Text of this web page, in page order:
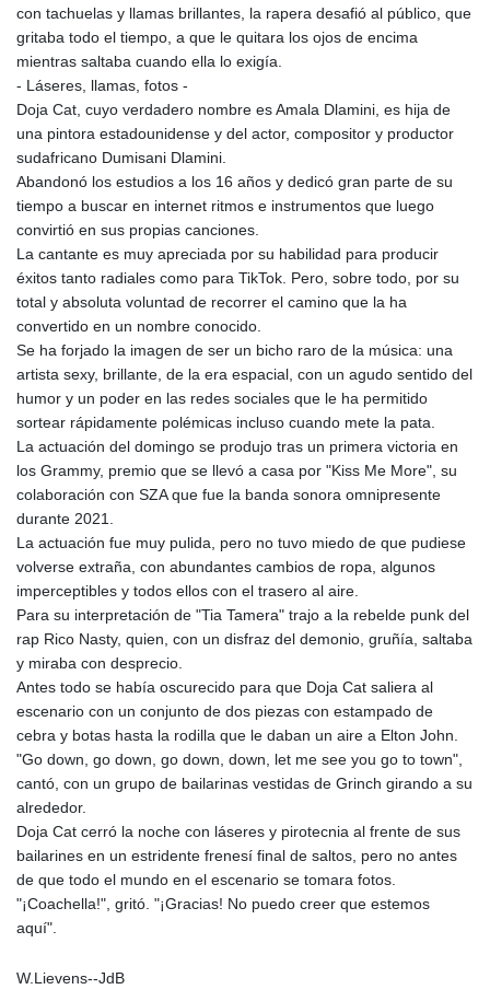
con tachuelas y llamas brillantes, la rapera desafió al público, que
gritaba todo el tiempo, a que le quitara los ojos de encima
mientras saltaba cuando ella lo exigía.
- Láseres, llamas, fotos -
Doja Cat, cuyo verdadero nombre es Amala Dlamini, es hija de
una pintora estadounidense y del actor, compositor y productor
sudafricano Dumisani Dlamini.
Abandonó los estudios a los 16 años y dedicó gran parte de su
tiempo a buscar en internet ritmos e instrumentos que luego
convirtió en sus propias canciones.
La cantante es muy apreciada por su habilidad para producir
éxitos tanto radiales como para TikTok. Pero, sobre todo, por su
total y absoluta voluntad de recorrer el camino que la ha
convertido en un nombre conocido.
Se ha forjado la imagen de ser un bicho raro de la música: una
artista sexy, brillante, de la era espacial, con un agudo sentido del
humor y un poder en las redes sociales que le ha permitido
sortear rápidamente polémicas incluso cuando mete la pata.
La actuación del domingo se produjo tras un primera victoria en
los Grammy, premio que se llevó a casa por "Kiss Me More", su
colaboración con SZA que fue la banda sonora omnipresente
durante 2021.
La actuación fue muy pulida, pero no tuvo miedo de que pudiese
volverse extraña, con abundantes cambios de ropa, algunos
imperceptibles y todos ellos con el trasero al aire.
Para su interpretación de "Tia Tamera" trajo a la rebelde punk del
rap Rico Nasty, quien, con un disfraz del demonio, gruñía, saltaba
y miraba con desprecio.
Antes todo se había oscurecido para que Doja Cat saliera al
escenario con un conjunto de dos piezas con estampado de
cebra y botas hasta la rodilla que le daban un aire a Elton John.
"Go down, go down, go down, down, let me see you go to town",
cantó, con un grupo de bailarinas vestidas de Grinch girando a su
alrededor.
Doja Cat cerró la noche con láseres y pirotecnia al frente de sus
bailarines en un estridente frenesí final de saltos, pero no antes
de que todo el mundo en el escenario se tomara fotos.
"¡Coachella!", gritó. "¡Gracias! No puedo creer que estemos
aquí".
W.Lievens--JdB